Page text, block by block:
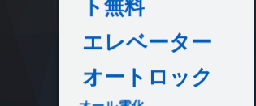
ト無料
エレベーター
オートロック